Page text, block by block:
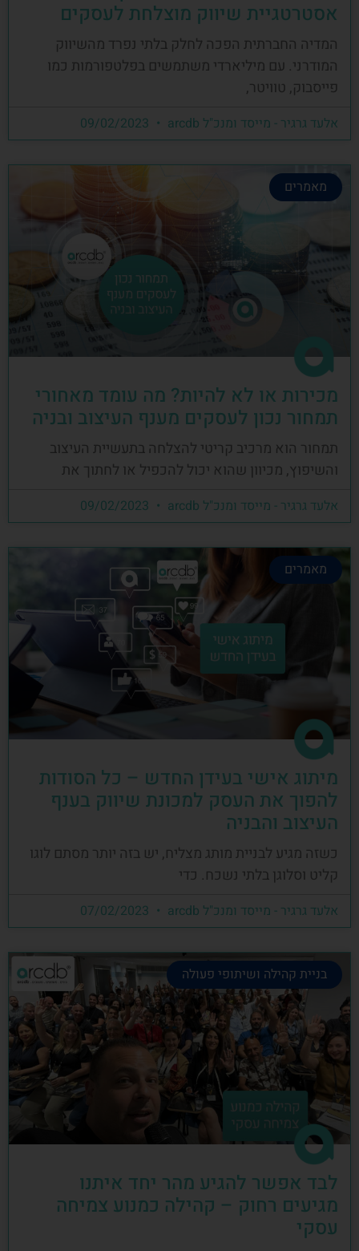
אסטרטגיית שיווק מוצלחת לעסקים
המדיה החברתית הפכה לחלק בלתי נפרד מהשיווק
המודרני. עם מיליארדי משתמשים בפלטפורמות כמו
פייסבוק, טוויטר,
אלעד גרגיר - מייסד ומנכ"ל arcdb
מאמרים
מכירות או לא להיות? מה עומד מאחורי
תמחור נכון לעסקים מענף העיצוב ובניה
תמחור הוא מרכיב קריטי להצלחה בתעשיית העיצוב
והשיפוץ, מכיוון שהוא יכול להכפיל או לחתוך את
אלעד גרגיר - מייסד ומנכ"ל arcdb
מאמרים
מיתוג אישי בעידן החדש – כל הסודות
להפוך את העסק למכונת שיווק בענף
העיצוב והבניה
כשזה מגיע לבניית מותג מצליח, יש בזה יותר מסתם לוגו
קליט וסלוגן בלתי נשכח. כדי
אלעד גרגיר - מייסד ומנכ"ל arcdb
בניית קהילה ושיתופי פעולה
לבד אפשר להגיע מהר יחד איתנו
מגיעים רחוק – קהילה כמנוע צמיחה
עסקי